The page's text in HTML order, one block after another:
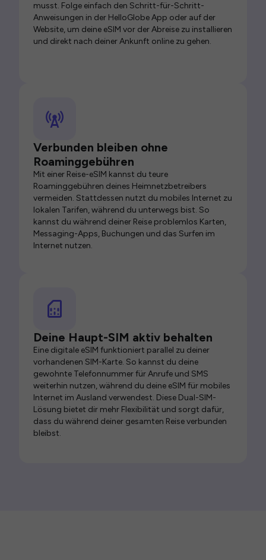
musst. Folge einfach den Schritt-für-Schritt-
Anweisungen in der HelloGlobe App oder auf der
Website, um deine eSIM vor der Abreise zu installieren
und direkt nach deiner Ankunft online zu gehen.
Verbunden bleiben ohne
Roaminggebühren
Mit einer Reise-eSIM kannst du teure
Roaminggebühren deines Heimnetzbetreibers
vermeiden. Stattdessen nutzt du mobiles Internet zu
lokalen Tarifen, während du unterwegs bist. So
kannst du während deiner Reise problemlos Karten,
Messaging-Apps, Buchungen und das Surfen im
Internet nutzen.
Deine Haupt-SIM aktiv behalten
Eine digitale eSIM funktioniert parallel zu deiner
vorhandenen SIM-Karte. So kannst du deine
gewohnte Telefonnummer für Anrufe und SMS
weiterhin nutzen, während du deine eSIM für mobiles
Internet im Ausland verwendest. Diese Dual-SIM-
Lösung bietet dir mehr Flexibilität und sorgt dafür,
dass du während deiner gesamten Reise verbunden
bleibst.